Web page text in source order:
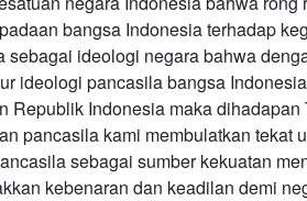
bangsa Indonesia terhadap
sebagai ideologi negara bahwa
ideologi pancasila bangsa
Republik Indonesia maka
pancasila kami membulatkan tekat
sebagai sumber kekuatan
kebenaran dan keadilan demi